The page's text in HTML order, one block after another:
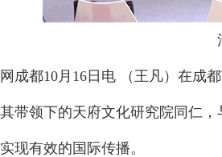
成都10月16日电 （王凡）在成
带领下的天府文化研究院同仁
现有效的国际传播。